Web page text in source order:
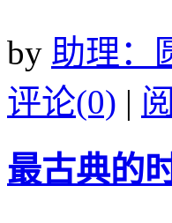
by 助理：
评论(0) |
最古典的